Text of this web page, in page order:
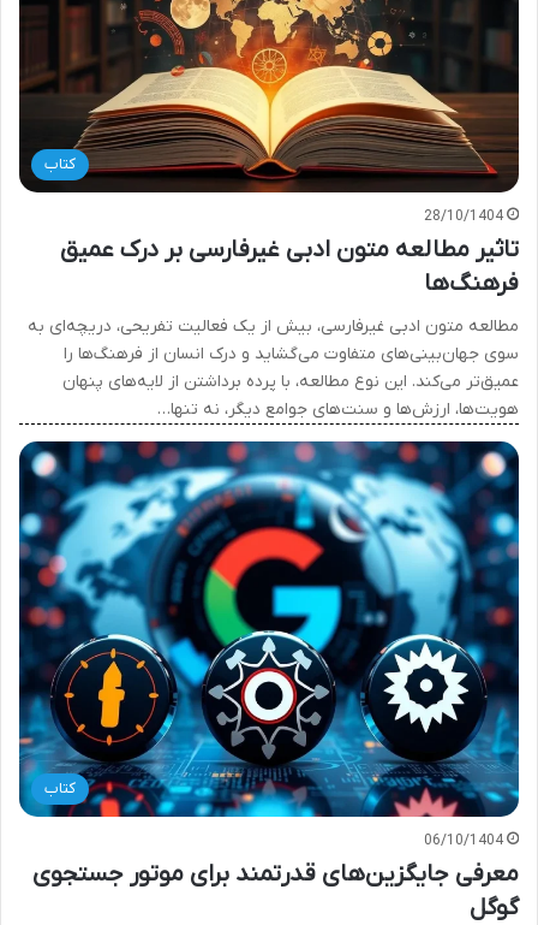
کتاب
28/10/1404
تاثیر مطالعه متون ادبی غیرفارسی بر درک عمیق
فرهنگ‌ها
مطالعه متون ادبی غیرفارسی، بیش از یک فعالیت تفریحی، دریچه‌ای به
سوی جهان‌بینی‌های متفاوت می‌گشاید و درک انسان از فرهنگ‌ها را
عمیق‌تر می‌کند. این نوع مطالعه، با پرده برداشتن از لایه‌های پنهان
هویت‌ها، ارزش‌ها و سنت‌های جوامع دیگر، نه تنها…
کتاب
06/10/1404
معرفی جایگزین‌های قدرتمند برای موتور جستجوی
گوگل